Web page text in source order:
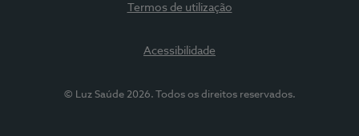
Termos de utilização
Acessibilidade
© Luz Saúde 2026. Todos os direitos reservados.